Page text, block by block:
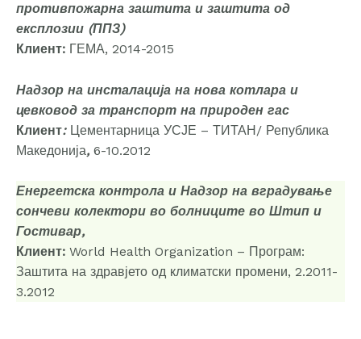
противпожарна заштита и заштита од
експлозии (ППЗ)
Клиент: ГЕМА, 2014-2015
Надзор на инсталација на нова котлара и
цевковод за транспорт на природен гас
Клиент: Цементарница УСЈЕ – ТИТАН/ Република
Македонија, 6-10.2012
Енергетска контрола и Надзор на вградување
сончеви колектори во болниците во Штип и
Гостивар,
Клиент: World Health Organization – Програм:
Заштита на здравјето од климатски промени, 2.2011-
3.2012